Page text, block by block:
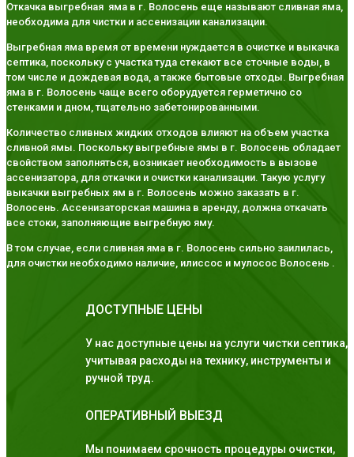
Откачка выгребная яма в г. Волосень еще называют сливная яма,
необходима для чистки и ассенизации канализации.
Выгребная яма время от времени нуждается в очистке и выкачка
септика, поскольку с участка туда стекают все сточные воды, в
том числе и дождевая вода, а также бытовые отходы. Выгребная
яма в г. Волосень чаще всего оборудуется герметично со
стенками и дном, тщательно забетонированными.
Количество сливных жидких отходов влияют на объем участка
сливной ямы. Поскольку выгребные ямы в г. Волосень обладает
свойством заполняться, возникает необходимость в вызове
ассенизатора, для откачки и очистки канализации. Такую услугу
выкачки выгребных ям в г. Волосень можно заказать в г.
Волосень. Ассенизаторская машина в аренду, должна откачать
все стоки, заполняющие выгребную яму.
В том случае, если сливная яма в г. Волосень сильно заилилась,
для очистки необходимо наличие, илиссос и мулосос Волосень .
ДОСТУПНЫЕ ЦЕНЫ
У нас доступные цены на услуги чистки септика,
учитывая расходы на технику, инструменты и
ручной труд.
ОПЕРАТИВНЫЙ ВЫЕЗД
Мы понимаем срочность процедуры очистки,